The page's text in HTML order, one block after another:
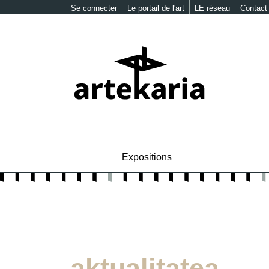
Se connecter Le portail de l'art LE réseau Contact
Expositions